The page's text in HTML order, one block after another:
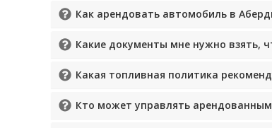
Как арендовать автомобиль в
Какие документы мне нужно взять,
Какая топливная политика
Кто может управлять